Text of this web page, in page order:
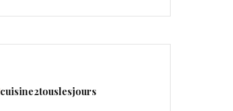
cuisine2touslesjours